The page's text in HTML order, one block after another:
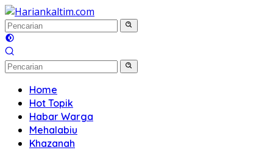
Langsung
ke
konten
Home
Hot Topik
Habar Warga
Mehalabiu
Khazanah